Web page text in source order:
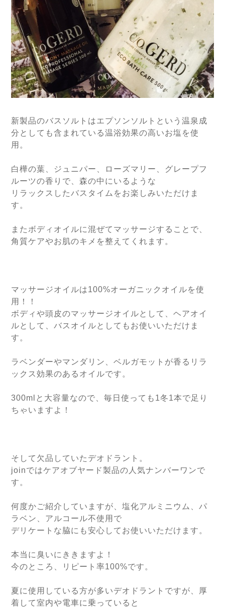
新製品のバスソルトはエプソンソルトという温泉成
分としても含まれている温浴効果の高いお塩を使
用。
白樺の葉、ジュニパー、ローズマリー、グレープフ
ルーツの香りで、森の中にいるような
リラックスしたバスタイムをお楽しみいただけま
す。
またボディオイルに混ぜてマッサージすることで、
角質ケアやお肌のキメを整えてくれます。
マッサージオイルは100%オーガニックオイルを使
用！！
ボディや頭皮のマッサージオイルとして、ヘアオイ
ルとして、バスオイルとしてもお使いいただけま
す。
ラベンダーやマンダリン、ベルガモットが香るリラ
ックス効果のあるオイルです。
300mlと大容量なので、毎日使っても1冬1本で足り
ちゃいますよ！
そして欠品していたデオドラント。
joinではケアオブヤード製品の人気ナンバーワンで
す。
何度かご紹介していますが、塩化アルミニウム、パ
ラベン、アルコール不使用で
デリケートな脇にも安心してお使いいただけます。
本当に臭いにききますよ！
今のところ、リピート率100%です。
夏に使用している方が多いデオドラントですが、厚
着して室内や電車に乗っていると